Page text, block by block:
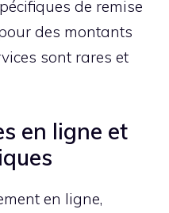
de remise
des montants
sont rares et
en ligne et
en ligne,